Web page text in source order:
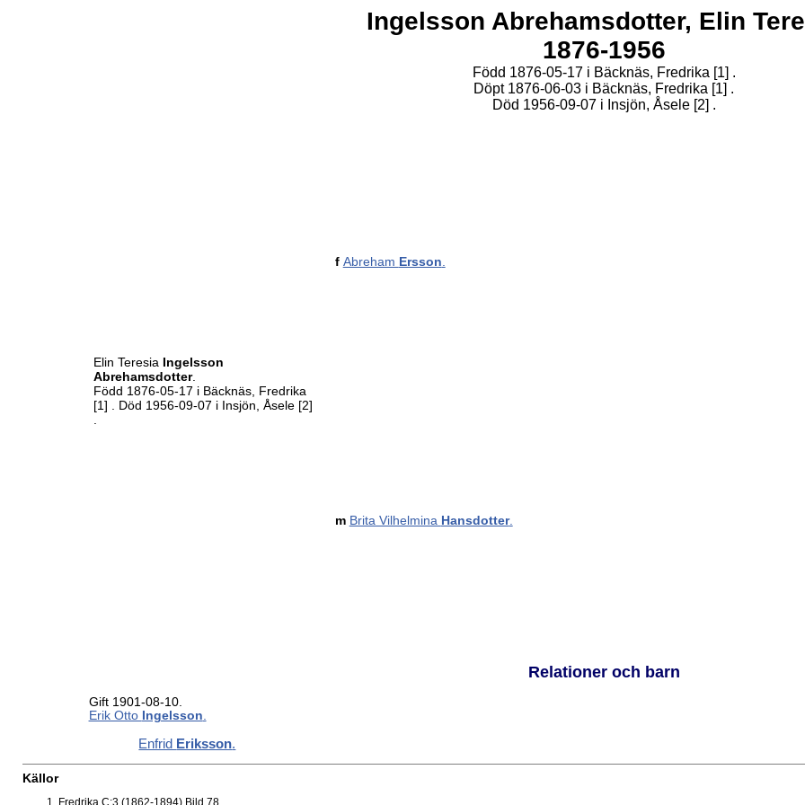
Ingelsson Abrehamsdotter, Elin
1876-1956
Född 1876-05-17 i Bäcknäs, Fredrika [1] .
Döpt 1876-06-03 i Bäcknäs, Fredrika [1] .
Död 1956-09-07 i Insjön, Åsele [2] .
Elin Teresia Ingelsson
Abrehamsdotter.
Född 1876-05-17 i Bäcknäs, Fredrika
[1]
. Död 1956-09-07 i Insjön, Åsele [2]
f Abreham Ersson
m Brita Vilhelmina Hansdotter.
Relationer och barn
Gift 1901-08-10.
Erik Otto Ingelsson.
Enfrid Eriksson.
Källor
Fredrika C:3 (1862-1894) Bild 78